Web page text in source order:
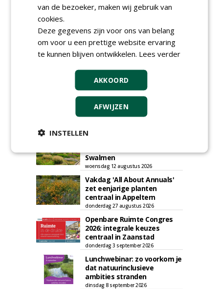
Iedereen kan gratis kleine advertenties
plaatsen via zijn eigen account.
Plaats een gratis advertentie
Swalmen
woensdag 12 augustus 2026
Vakdag 'All About Annuals'
zet eenjarige planten
centraal in Appeltern
donderdag 27 augustus 2026
Openbare Ruimte Congres
2026: integrale keuzes
centraal in Zaanstad
donderdag 3 september 2026
Lunchwebinar: zo voorkom je
dat natuurinclusieve
ambities stranden
dinsdag 8 september 2026
van de bezoeker, maken wij gebruik van
cookies.
Deze gegevens zijn voor ons van belang
om voor u een prettige website ervaring
te kunnen blijven ontwikkelen. Lees verder
AKKOORD
AFWIJZEN
INSTELLEN